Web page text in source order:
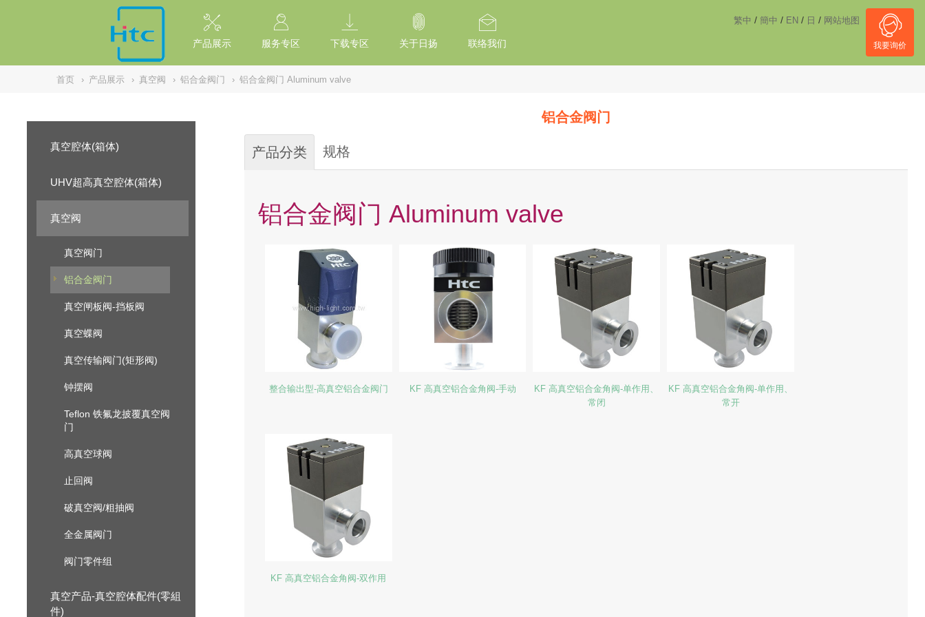
// replaced by scott on 2026/7/20 reason: high risk: Unsafe Implementation Of Subresource Integrity /*
繁中 / 簡中 / EN / 日 / 网站地图
我要询价
产品展示 服务专区 下载专区 关于日扬 联络我们
首页 › 产品展示 › 真空阀 › 铝合金阀门 › 铝合金阀门 Aluminum valve
真空腔体(箱体)
UHV超高真空腔体(箱体)
真空阀
真空阀门
铝合金阀门
真空闸板阀-挡板阀
真空蝶阀
真空传输阀门(矩形阀)
钟摆阀
Teflon 铁氟龙披覆真空阀
门
高真空球阀
止回阀
破真空阀/粗抽阀
全金属阀门
阀门零件组
真空产品-真空腔体配件(零組
件)
铝合金阀门
产品分类 规格
铝合金阀门 Aluminum valve
整合输出型-高真空铝合金阀门 KF 高真空铝合金角阀-手动
KF 高真空铝合金角阀-单作用、
常闭
KF 高真空铝合金角阀-单作用、
常开
KF 高真空铝合金角阀-双作用